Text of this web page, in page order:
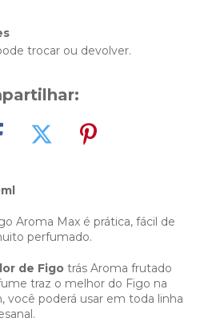
trocar ou devolver.
Aroma Max é prática, fácil de
perfumado.
de Figo trás Aroma frutado
traz o melhor do Figo na
você poderá usar em toda linha